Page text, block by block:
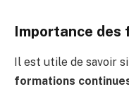
Importance des
Il est utile de savoir
formations